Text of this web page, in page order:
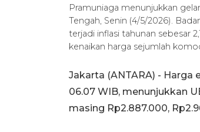
Pramuniaga menunjukkan
Tengah, Senin (4/5/2026).
terjadi inflasi tahunan sebesar
kenaikan harga sejumlah
Jakarta (ANTARA) - Harga
06.07 WIB, menunjukkan
masing Rp2.887.000,